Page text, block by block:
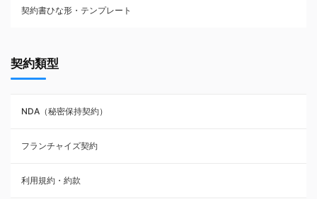
契約書ひな形・テンプレート
NDA（秘密保持契約）
業務委託契約
利用規約・約款
覚書・合意書・同意書
契約類型
NDA（秘密保持契約）
フランチャイズ契約
利用規約・約款